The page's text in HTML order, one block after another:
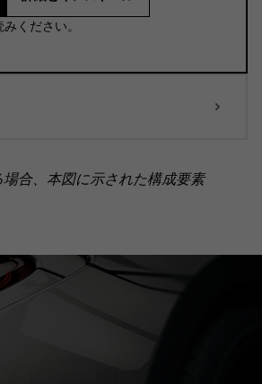
ください。
合、本図に示された構成要素